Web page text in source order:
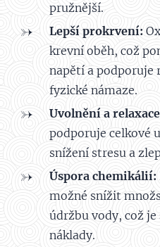
pružnější.
Lepší prokrvení:
krevní oběh, což
napětí a podporuje
fyzické námaze.
Uvolnění a
podporuje celkové
snížení stresu a
Úspora chemikálií:
možné snížit
údržbu vody, což
náklady.